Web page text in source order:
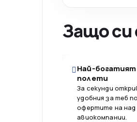
Защо си
Най-
полети
За секунди
удобния за теб
офертите на над
авиокомпании.